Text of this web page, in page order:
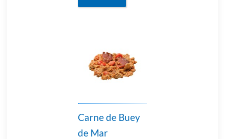
Carne de Buey
de Mar